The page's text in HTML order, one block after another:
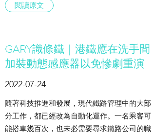
閱讀原文
GARY識條鐵｜港鐵應在洗手間
加裝動態感應器以免慘劇重演
2022-07-24
隨著科技推進和發展，現代鐵路管理中的大部
分工作，都已經改為自動化運作。一名乘客可
能搭車幾百次，也未必需要尋求鐵路公司的職